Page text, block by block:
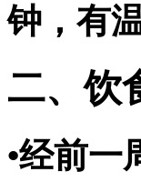
钟，有
二、饮
•经前一